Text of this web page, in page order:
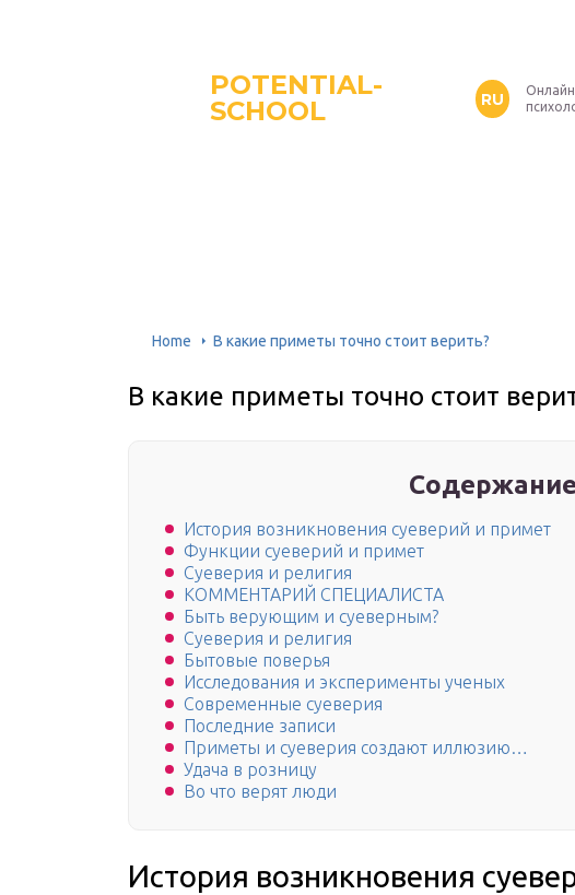
POTENTIAL-
SCHOOL
RU
Home В какие приметы точно стоит верить?
В какие приметы точно стоит
История возникновения суеверий и примет
Функции суеверий и примет
Суеверия и религия
КОММЕНТАРИЙ СПЕЦИАЛИСТА
Быть верующим и суеверным?
Суеверия и религия
Бытовые поверья
Исследования и эксперименты ученых
Современные суеверия
Последние записи
Приметы и суеверия создают иллюзию…
Удача в розницу
Во что верят люди
История возникновения